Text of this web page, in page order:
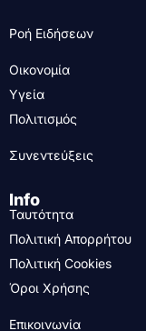
Ροή Ειδήσεων
Οικονομία
Υγεία
Πολιτισμός
Συνεντεύξεις
Info
Ταυτότητα
Πολιτική Απορρήτου
Πολιτική Cookies
Όροι Χρήσης
Επικοινωνία